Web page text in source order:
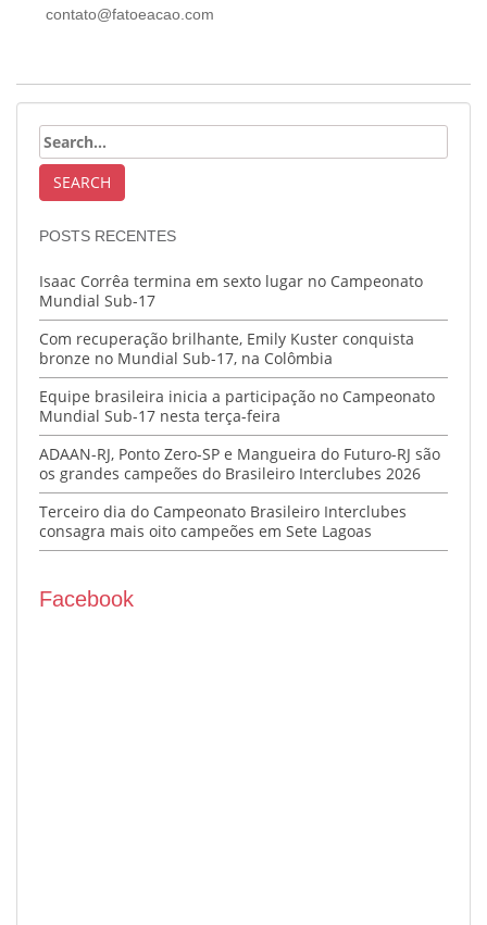
contato@fatoeacao.com
POSTS RECENTES
Isaac Corrêa termina em sexto lugar no Campeonato
Mundial Sub-17
Com recuperação brilhante, Emily Kuster conquista
bronze no Mundial Sub-17, na Colômbia
Equipe brasileira inicia a participação no Campeonato
Mundial Sub-17 nesta terça-feira
ADAAN-RJ, Ponto Zero-SP e Mangueira do Futuro-RJ são
os grandes campeões do Brasileiro Interclubes 2026
Terceiro dia do Campeonato Brasileiro Interclubes
consagra mais oito campeões em Sete Lagoas
Facebook